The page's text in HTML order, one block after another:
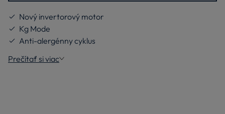
Nový invertorový motor
Kg Mode
Anti-alergénny cyklus
Prečítať si viac